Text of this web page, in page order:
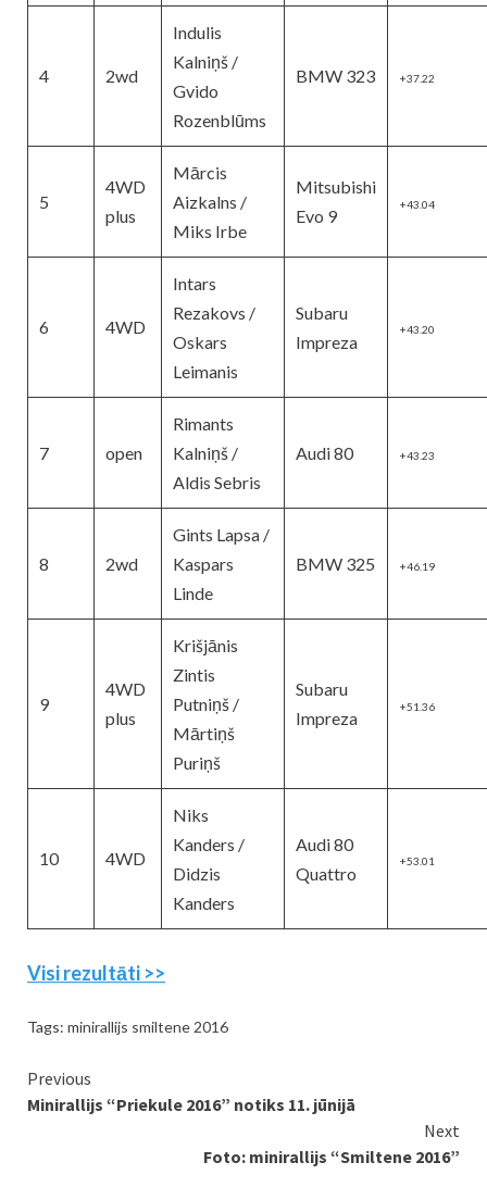
4 2wd
Indulis
Kalniņš /
Gvido
Rozenblūms
BMW 323 +37.22
5
4WD
plus
Mārcis
Aizkalns /
Miks Irbe
Mitsubishi
Evo 9
+43.04
6 4WD
Intars
Rezakovs /
Oskars
Leimanis
Subaru
Impreza
+43.20
7 open
Rimants
Kalniņš /
Aldis Sebris
Audi 80 +43.23
8 2wd
Gints Lapsa /
Kaspars
Linde
BMW 325 +46.19
9
4WD
plus
Krišjānis
Zintis
Putniņš /
Mārtiņš
Puriņš
Subaru
Impreza
+51.36
10 4WD
Niks
Kanders /
Didzis
Kanders
Audi 80
Quattro
+53.01
Visi rezultāti >>
Tags: minirallijs smiltene 2016
Continue
Reading
Previous
Minirallijs “Priekule 2016” notiks 11. jūnijā
Next
Foto: minirallijs “Smiltene 2016”